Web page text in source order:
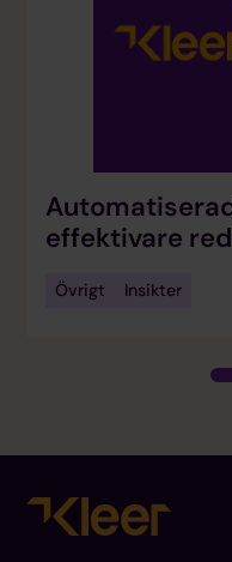
effektivare
Övrigt Insikter